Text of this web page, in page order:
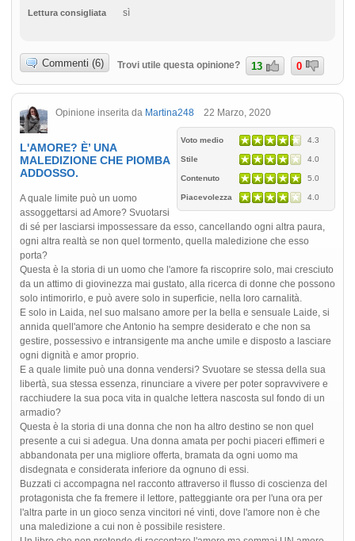
Lettura consigliata
sì
Commenti (6) Trovi utile questa opinione? 13 0
Opinione inserita da Martina248 22 Marzo, 2020
Voto medio 4.3
Stile 4.0
Contenuto 5.0
Piacevolezza 4.0
L'AMORE? È’ UNA
MALEDIZIONE CHE PIOMBA
ADDOSSO.
A quale limite può un uomo
assoggettarsi ad Amore? Svuotarsi
di sé per lasciarsi impossessare da esso, cancellando ogni altra paura,
ogni altra realtà se non quel tormento, quella maledizione che esso
porta?
Questa è la storia di un uomo che l'amore fa riscoprire solo, mai cresciuto
da un attimo di giovinezza mai gustato, alla ricerca di donne che possono
solo intimorirlo, e può avere solo in superficie, nella loro carnalità.
E solo in Laida, nel suo malsano amore per la bella e sensuale Laide, si
annida quell'amore che Antonio ha sempre desiderato e che non sa
gestire, possessivo e intransigente ma anche umile e disposto a lasciare
ogni dignità e amor proprio.
E a quale limite può una donna vendersi? Svuotare se stessa della sua
libertà, sua stessa essenza, rinunciare a vivere per poter sopravvivere e
racchiudere la sua poca vita in qualche lettera nascosta sul fondo di un
armadio?
Questa è la storia di una donna che non ha altro destino se non quel
presente a cui si adegua. Una donna amata per pochi piaceri effimeri e
abbandonata per una migliore offerta, bramata da ogni uomo ma
disdegnata e considerata inferiore da ognuno di essi.
Buzzati ci accompagna nel racconto attraverso il flusso di coscienza del
protagonista che fa fremere il lettore, patteggiante ora per l'una ora per
l'altra parte in un gioco senza vincitori né vinti, dove l'amore non è che
una maledizione a cui non è possibile resistere.